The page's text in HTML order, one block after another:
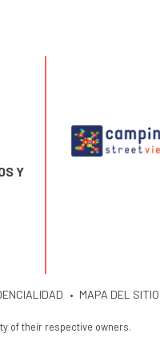
Y
MAPA DEL SITIO
of their respective owners.